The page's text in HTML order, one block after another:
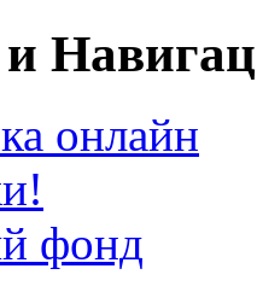
онлайн
фонд